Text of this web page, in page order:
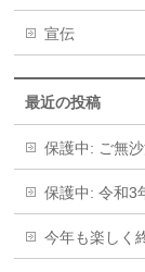
宣伝
最近の投稿
保護中: ご無
保護中: 令和3
今年も楽しく